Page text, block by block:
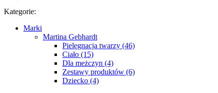
Kategorie:
Marki
Martina Gebhardt
Pielęgnacja twarzy (46)
Ciało (15)
Dla meżczyn (4)
Zestawy produktów (6)
Dziecko (4)